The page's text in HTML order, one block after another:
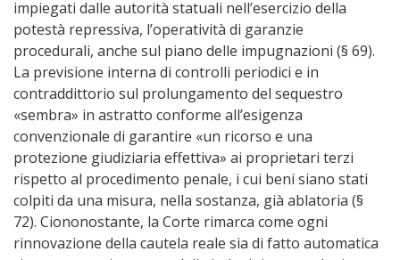
impiegati dalle autorità statuali nell’esercizio della
potestà repressiva, l’operatività di garanzie
procedurali, anche sul piano delle impugnazioni (§ 69).
La previsione interna di controlli periodici e in
contraddittorio sul prolungamento del sequestro
«sembra» in astratto conforme all’esigenza
convenzionale di garantire «un ricorso e una
protezione giudiziaria effettiva» ai proprietari terzi
rispetto al procedimento penale, i cui beni siano stati
colpiti da una misura, nella sostanza, già ablatoria (§
72). Ciononostante, la Corte rimarca come ogni
rinnovazione della cautela reale sia di fatto automatica